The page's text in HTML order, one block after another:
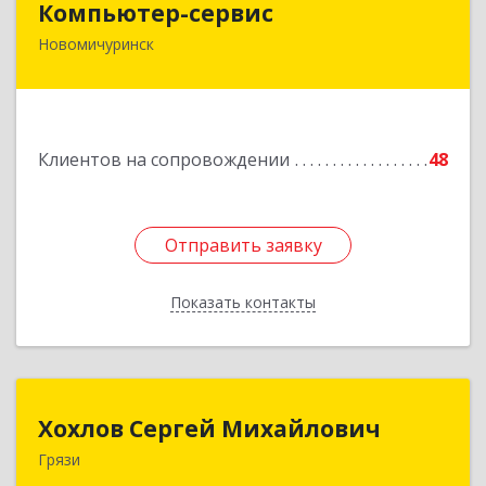
Компьютер-сервис
Новомичуринск
Клиентов на сопровождении 48
Отправить заявку
Показать контакты
391160, Рязанская обл, Пронский р-н,
Подробнее
Отправить заявку
Назад
Хохлов Сергей Михайлович
Грязи
Хохлов Сергей Михайлович